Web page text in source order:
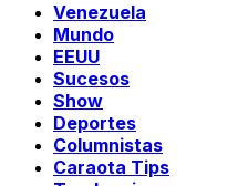
Venezuela
Mundo
EEUU
Sucesos
Show
Deportes
Columnistas
Caraota Tips